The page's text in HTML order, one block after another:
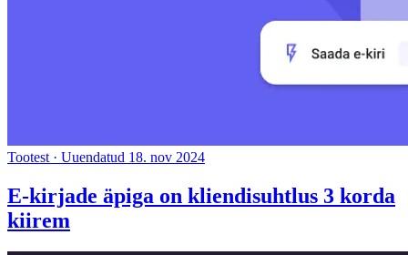
Tootest · Uuendatud 18. nov 2024
E-kirjade äpiga on kliendisuhtlus 3 korda
kiirem